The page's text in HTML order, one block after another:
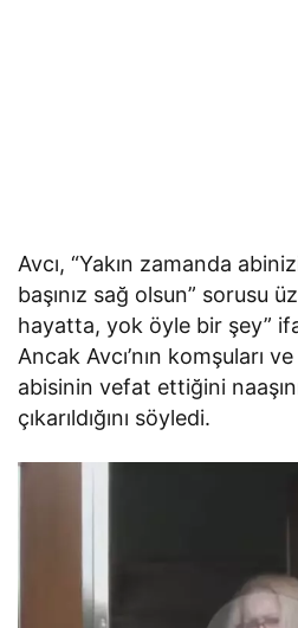
Avcı, “Yakın zamanda
başınız sağ olsun” sorusu
hayatta, yok öyle bir şey”
Ancak Avcı’nın komşuları
abisinin vefat ettiğini
çıkarıldığını söyledi.